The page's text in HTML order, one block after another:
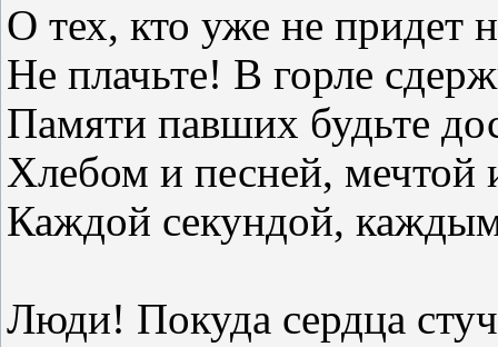
О тех, кто уже не придет
Не плачьте! В горле
Памяти павших будьте
Хлебом и песней,
Каждой секундой,
Люди! Покуда сердца